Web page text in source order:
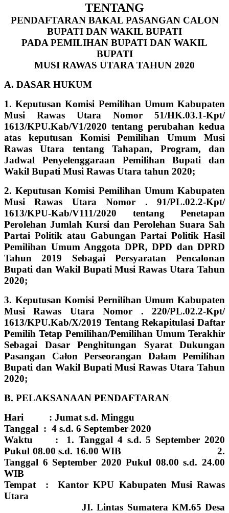
TENTANG
PENDAFTARAN BAKAL PASANGAN CALON
BUPATI DAN WAKIL BUPATI
PADA PEMILIHAN BUPATI DAN WAKIL
BUPATI
MUSI RAWAS UTARA TAHUN 2020
A. DASAR HUKUM
1. Keputusan Komisi Pemilihan Umum Kabupaten
Musi Rawas Utara Nomor 51/HK.03.1-Kpt/
1613/KPU.Kab/V1/2020 tentang perubahan kedua
atas keputusan Komisi Pemilihan Umum Musi
Rawas Utara tentang Tahapan, Program, dan
Jadwal Penyelenggaraan Pemilihan Bupati dan
Wakil Bupati Musi Rawas Utara tahun 2020;
2. Keputusan Komisi Pemilihan Umum Kabupaten
Musi Rawas Utara Nomor . 91/PL.02.2-Kpt/
1613/KPU-Kab/V111/2020 tentang Penetapan
PerolehanJumlah Kursi dan Perolehan Suara Sah
Partai Politik atau Gabungan Partai Politik Hasil
Pemilihan Umum Anggota DPR, DPD dan DPRD
Tahun 2019 Sebagai Persyaratan Pencalonan
Bupati dan Wakil Bupati Musi Rawas Utara Tahun
2020;
3. Keputusan Komisi Pernilihan Umum Kabupaten
Musi Rawas Utara Nomor . 220/PL.02.2-Kpt/
1613/KPU.Kab/X/2019 Tentang Rekapitulasi Daftar
Pemilih Tetap Pemilihan/Pemilihan Umum Terakhir
Sebagai Dasar Penghitungan Syarat Dukungan
Pasangan Całon Perseorangan Dałam Pemilihan
Bupati dan Wakil Bupati Musi Rawas Utara Tahun
2020;
B. PELAKSANAAN PENDAFTARAN
Hari : Jumat s.d. Minggu
Tanggal : 4 s.d. 6 September 2020
Waktu :
1. Tanggal 4 s.d. 5 September 2020
Pukul 08.00 s.d. 16.00 WIB 2.
Tanggal 6 September 2020 Pukul 08.00 s.d. 24.00
WIB
Tempat : Kantor KPU Kabupaten Musi Rawas
Utara
JI. Lintas Sumatera KM.65 Desa